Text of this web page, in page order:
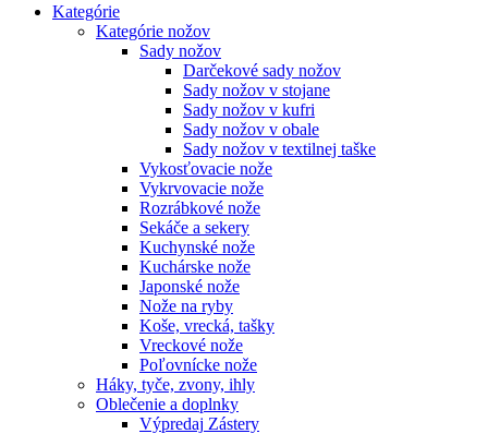
Kategórie
Kategórie nožov
Sady nožov
Darčekové sady nožov
Sady nožov v stojane
Sady nožov v kufri
Sady nožov v obale
Sady nožov v textilnej taške
Vykosťovacie nože
Vykrvovacie nože
Rozrábkové nože
Sekáče a sekery
Kuchynské nože
Kuchárske nože
Japonské nože
Nože na ryby
Koše, vrecká, tašky
Vreckové nože
Poľovnícke nože
Háky, tyče, zvony, ihly
Oblečenie a doplnky
Výpredaj Zástery